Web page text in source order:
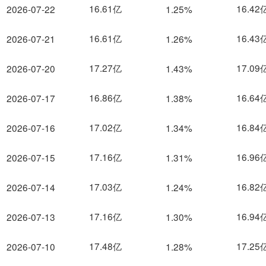
2026-07-22
2026-07-21
2026-07-20
2026-07-17
2026-07-16
2026-07-15
2026-07-14
2026-07-13
2026-07-10
16.61亿 1.25% 16.42
16.61亿 1.26% 16.43
17.27亿 1.43% 17.09
16.86亿 1.38% 16.64
17.02亿 1.34% 16.84
17.16亿 1.31% 16.96
17.03亿 1.24% 16.82
17.16亿 1.30% 16.94
17.48亿 1.28% 17.25